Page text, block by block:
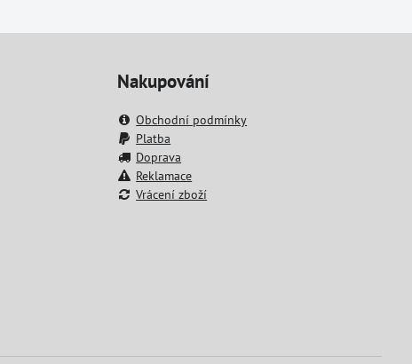
Nakupování
Obchodní podmínky
Platba
Doprava
Reklamace
Vrácení zboží